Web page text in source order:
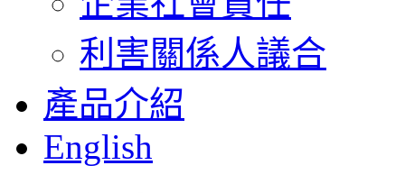
利害關係人議合
產品介紹
English